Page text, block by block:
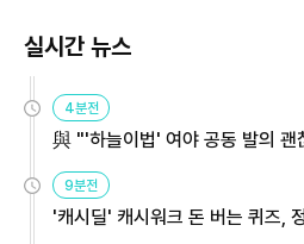
실시간 뉴스
4분전
與 "'하늘이법' 여야 공동 발의
9분전
'캐시딜' 캐시워크 돈 버는 퀴즈,